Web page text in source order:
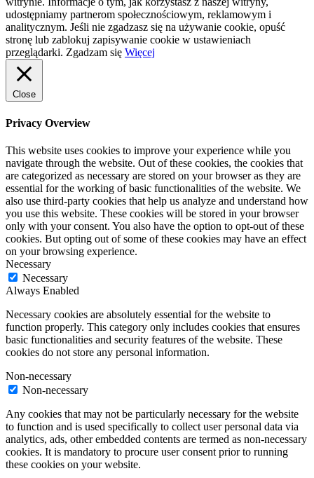
udostępniamy partnerom społecznościowym, reklamowym i
analitycznym. Jeśli nie zgadzasz się na używanie cookie, opuść
stronę lub zablokuj zapisywanie cookie w ustawieniach
przeglądarki. Zgadzam się Więcej
Close
Privacy Overview
This website uses cookies to improve your experience while you
navigate through the website. Out of these cookies, the cookies that
are categorized as necessary are stored on your browser as they are
essential for the working of basic functionalities of the website. We
also use third-party cookies that help us analyze and understand how
you use this website. These cookies will be stored in your browser
only with your consent. You also have the option to opt-out of these
cookies. But opting out of some of these cookies may have an effect
on your browsing experience.
Necessary
Necessary
Always Enabled
Necessary cookies are absolutely essential for the website to
function properly. This category only includes cookies that ensures
basic functionalities and security features of the website. These
cookies do not store any personal information.
Non-necessary
Non-necessary
Any cookies that may not be particularly necessary for the website
to function and is used specifically to collect user personal data via
analytics, ads, other embedded contents are termed as non-necessary
cookies. It is mandatory to procure user consent prior to running
these cookies on your website.